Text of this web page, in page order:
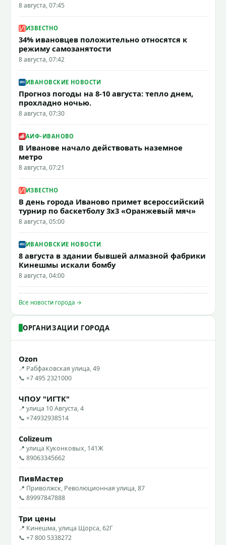
8 августа, 07:45
ИЗВЕСТНО
34% ивановцев положительно относятся к
режиму самозанятости
8 августа, 07:42
ИВАНОВСКИЕ НОВОСТИ
Прогноз погоды на 8-10 августа: тепло днем,
прохладно ночью.
8 августа, 07:30
АИФ-ИВАНОВО
В Иванове начало действовать наземное
метро
8 августа, 07:21
ИЗВЕСТНО
В день города Иваново примет всероссийский
турнир по баскетболу 3x3 «Оранжевый мяч»
8 августа, 05:00
ИВАНОВСКИЕ НОВОСТИ
8 августа в здании бывшей алмазной фабрики
Кинешмы искали бомбу
8 августа, 04:00
Все новости города →
ОРГАНИЗАЦИИ ГОРОДА
Ozon
📍 Рабфаковская улица, 49
📞 +7 495 2321000
ЧПОУ "ИГТК"
📍 улица 10 Августа, 4
📞 +74932938514
Colizeum
📍 улица Куконковых, 141Ж
📞 89063345662
ПивМастер
📍 Приволжск, Революционная улица, 87
📞 89997847888
Три цены
📍 Кинешма, улица Щорса, 62Г
📞 +7 800 5338272